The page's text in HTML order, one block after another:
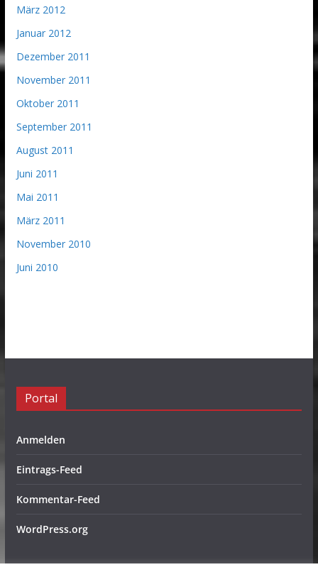
März 2012
Januar 2012
Dezember 2011
November 2011
Oktober 2011
September 2011
August 2011
Juni 2011
Mai 2011
März 2011
November 2010
Juni 2010
Portal
Anmelden
Eintrags-Feed
Kommentar-Feed
WordPress.org